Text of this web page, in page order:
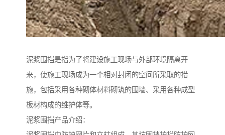
泥浆围挡是指为了将建设施工现场与外部环境隔离开
来，使施工现场成为一个相对封闭的空间所采取的措
施，包括采用各种砌体材料砌筑的围墙、采用各种成型
板材构成的维护体等。
泥浆围挡产品介绍：